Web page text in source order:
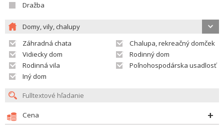
Dražba
Domy, vily, chalupy
Záhradná chata
Chalupa, rekreačný domček
Vidiecky dom
Rodinný dom
Rodinná vila
Poľnohospodárska usadlosť
Iný dom
Cena